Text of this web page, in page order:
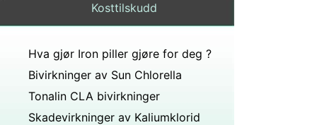
Kosttilskudd
Hva gjør Iron piller gjøre for deg ?
Bivirkninger av Sun Chlorella
Tonalin CLA bivirkninger
Skadevirkninger av Kaliumklorid